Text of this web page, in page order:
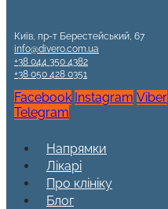
Київ, пр-т Берестейський, 67
info@divero.com.ua
+38 044 350 4382
+38 050 428 0351
Facebook Instagram Viber
Telegram
Напрямки
Лікарі
Про клініку
Блог